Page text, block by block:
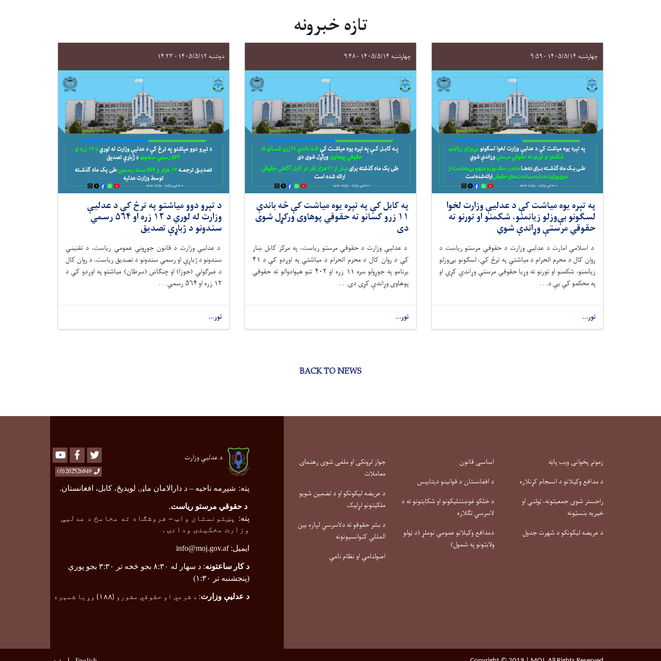
تازه خبرونه
چهارشنبه ۱۴۰۵/۵/۱۴ - ۹:۵۹
په تېره یوه میاشت کې د عدلیې وزارت لخوا
لسګونو بې‌وزلو زیانمنو، شکمنو او تورنو ته
حقوقي مرستې وړاندې شوي
د اسلامي امارت د عدلیې وزارت د حقوقي مرستو رياست د
روان کال د محرم الحرام د میاشتې په ترڅ کې، لسګونو بی‌وزلو
زیانمنو، شکمنو او تورنو ته وړیا حقوقي مرستې وړاندې کړي او
په محکمو کې يې د. . .
نور...
چهارشنبه ۱۴۰۵/۵/۱۴ - ۹:۴۸
په کابل کې په تېره یوه میاشت کې څه باندې
۱۱ زرو کسانو ته حقوقي پوهاوی ورکړل شوی
دی
د عدلیې وزارت د حقوقي مرستو رياست، په مرکز کابل ښار
کې د روان کال د محرم الحرام د میاشتې په اوږدو کې د ۴۱
برنامو په جوړولو سره ۱۱ زره او ۴۰۲ تنو هېوادوالو ته حقوقي
پوهاوی وړاندې کړی دی. . .
نور...
دوشنبه ۱۴۰۵/۵/۱۲ - ۱۴:۲۳
د تېرو دوو میاشتو په ترڅ کې د عدلیې
وزارت له لوري د ۱۲ زره او ۵۶۴ رسمي
سندونو د ژباړې تصدیق
د عدلیې وزارت د قانون جوړونې عمومي ریاست، د تقنیني
سندونو د ژباړې او رسمي سندونو د تصدیق ریاست، د روان کال
د غبرګولي (جوزا) او چنګاښ (سرطان) میاشتو په اوږدو کې د
۱۲ زره او ۵۶۴ رسمي. . .
نور...
BACK TO NEWS
زمونږ پخوانۍ ویب پاڼه
د مدافع وکیلانو د انسجام کړنلاره
راجستر شوی جمعیتونه، ټولنې او
خیریه بنسټونه
د عریضه لیکونکو د شهرت جدول
اساسی قانون
د افغانستان د قوانینو دیتابیس
د خلکو غوښتنلیکونو او شکایتونو ته د
لاسرسي تګلاره
دمدافع وکیلانو عمومي نوملړ (د ټولو
ولایتونو په شمول)
جواز لرونکی او ملغی شوی رهنمای
معاملات
د عریضه لیکونکو او د تضمین شویو
ملکیتونو لړلیک
د بشر حقوقو ته دلاسرسي لپاره بین
المللي کنوانسیونونه
اصولنامې او نظام نامې
د عدلیې وزارت Youtube Facebook
202526849(0)
پته: شپږمه ناحیه – د دارالامان ماڼۍ لویدیځ، کابل، افغانستان.
د حقوقي مرستو ریاست.
پته: پښتونستان واټ – فروشګاه ته مخامخ د عدلیې
وزارت مخکینۍ ودانۍ .
ایمیل:info@moj.gov.af
د کار ساعتونه
: د سهار له ۸:۳۰ بجو څخه تر ۳:۳۰ بجو پورې
(پنجشنبه تر ۱:۳۰)
د عدلیې وزارت: د شرعي او حقوقي مشورو (۱۸۸ ) وړیا شمېره